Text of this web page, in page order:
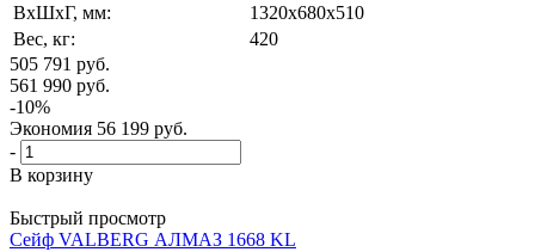
ВxШxГ, мм:
1320x680x510
Вес, кг:
420
505 791 руб.
561 990 руб.
-10%
Экономия 56 199 руб.
-
В корзину
Быстрый просмотр
Сейф VALBERG АЛМАЗ 1668 KL